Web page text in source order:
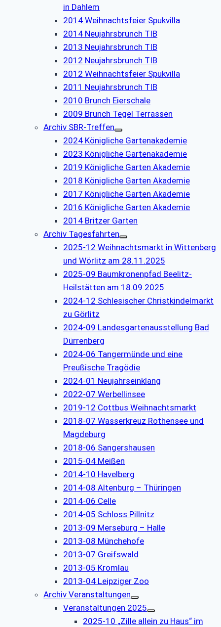
in Dahlem
2014 Weihnachtsfeier Spukvilla
2014 Neujahrsbrunch TIB
2013 Neujahrsbrunch TIB
2012 Neujahrsbrunch TIB
2012 Weihnachtsfeier Spukvilla
2011 Neujahrsbrunch TIB
2010 Brunch Eierschale
2009 Brunch Tegel Terrassen
Archiv SBR-Treffen
2024 Königliche Gartenakademie
2023 Königliche Gartenakademie
2019 Königliche Garten Akademie
2018 Königliche Garten Akademie
2017 Königliche Garten Akademie
2016 Königliche Garten Akademie
2014 Britzer Garten
Archiv Tagesfahrten
2025-12 Weihnachtsmarkt in Wittenberg
und Wörlitz am 28.11.2025
2025-09 Baumkronenpfad Beelitz-
Heilstätten am 18.09.2025
2024-12 Schlesischer Christkindelmarkt
zu Görlitz
2024-09 Landesgartenausstellung Bad
Dürrenberg
2024-06 Tangermünde und eine
Preußische Tragödie
2024-01 Neujahrseinklang
2022-07 Werbellinsee
2019-12 Cottbus Weihnachtsmarkt
2018-07 Wasserkreuz Rothensee und
Magdeburg
2018-06 Sangershausen
2015-04 Meißen
2014-10 Havelberg
2014-08 Altenburg – Thüringen
2014-06 Celle
2014-05 Schloss Pillnitz
2013-09 Merseburg – Halle
2013-08 Münchehofe
2013-07 Greifswald
2013-05 Kromlau
2013-04 Leipziger Zoo
Archiv Veranstaltungen
Veranstaltungen 2025
2025-10 „Zille allein zu Haus“ im